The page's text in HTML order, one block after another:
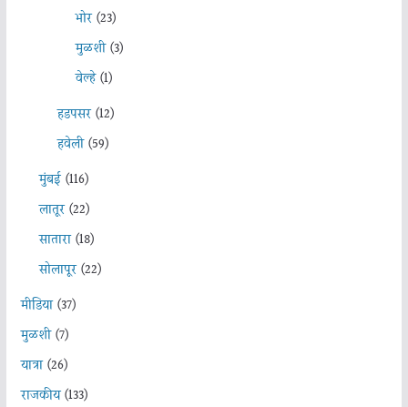
भोर(23)
मुळशी(3)
वेल्हे(1)
हडपसर(12)
हवेली(59)
मुंबई(116)
लातूर(22)
सातारा(18)
सोलापूर(22)
मीडिया(37)
मुळशी(7)
यात्रा(26)
राजकीय(133)